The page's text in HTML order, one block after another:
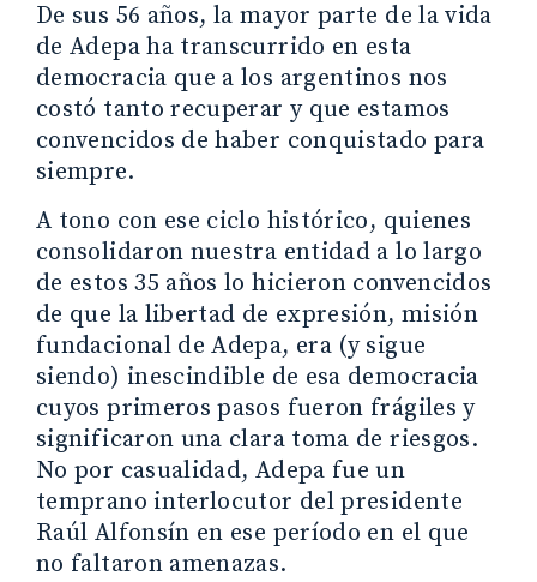
De sus 56 años, la mayor parte de la vida
de Adepa ha transcurrido en esta
democracia que a los argentinos nos
costó tanto recuperar y que estamos
convencidos de haber conquistado para
siempre.
A tono con ese ciclo histórico, quienes
consolidaron nuestra entidad a lo largo
de estos 35 años lo hicieron convencidos
de que la libertad de expresión, misión
fundacional de Adepa, era (y sigue
siendo) inescindible de esa democracia
cuyos primeros pasos fueron frágiles y
significaron una clara toma de riesgos.
No por casualidad, Adepa fue un
temprano interlocutor del presidente
Raúl Alfonsín en ese período en el que
no faltaron amenazas.